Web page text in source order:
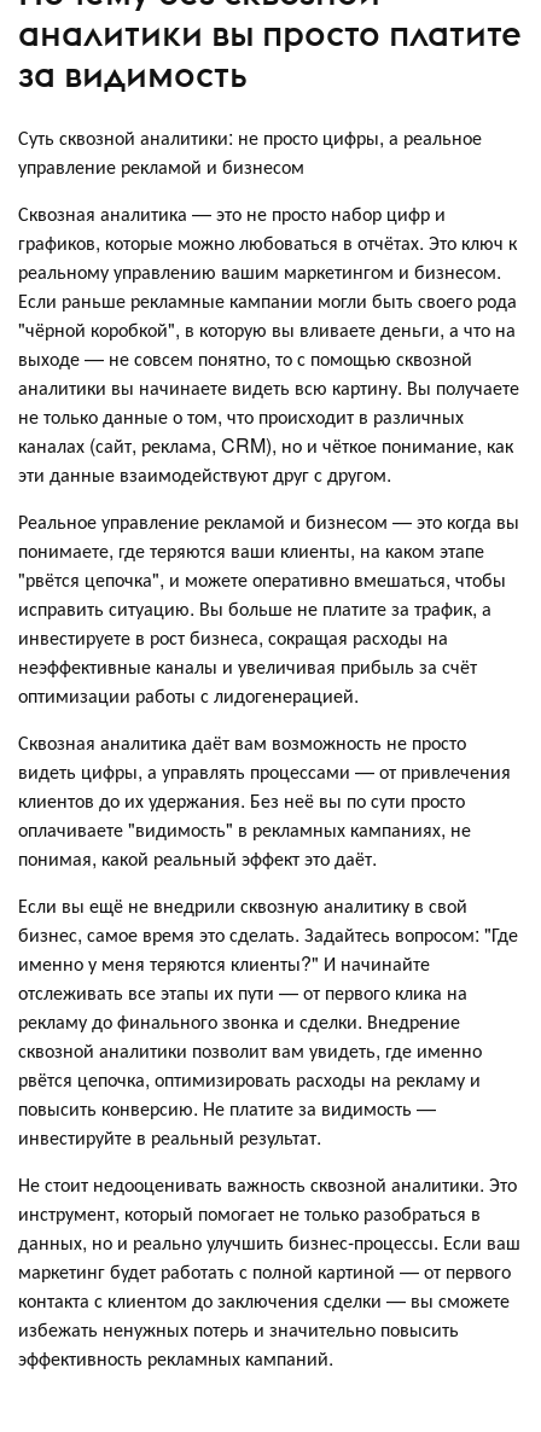
аналитики вы просто платите
за видимость
Суть сквозной аналитики: не просто цифры, а реальное
управление рекламой и бизнесом
Сквозная аналитика — это не просто набор цифр и
графиков, которые можно любоваться в отчётах. Это ключ к
реальному управлению вашим маркетингом и бизнесом.
Если раньше рекламные кампании могли быть своего рода
"чёрной коробкой", в которую вы вливаете деньги, а что на
выходе — не совсем понятно, то с помощью сквозной
аналитики вы начинаете видеть всю картину. Вы получаете
не только данные о том, что происходит в различных
каналах (сайт, реклама, CRM), но и чёткое понимание, как
эти данные взаимодействуют друг с другом.
Реальное управление рекламой и бизнесом — это когда вы
понимаете, где теряются ваши клиенты, на каком этапе
"рвётся цепочка", и можете оперативно вмешаться, чтобы
исправить ситуацию. Вы больше не платите за трафик, а
инвестируете в рост бизнеса, сокращая расходы на
неэффективные каналы и увеличивая прибыль за счёт
оптимизации работы с лидогенерацией.
Сквозная аналитика даёт вам возможность не просто
видеть цифры, а управлять процессами — от привлечения
клиентов до их удержания. Без неё вы по сути просто
оплачиваете "видимость" в рекламных кампаниях, не
понимая, какой реальный эффект это даёт.
Если вы ещё не внедрили сквозную аналитику в свой
бизнес, самое время это сделать. Задайтесь вопросом: "Где
именно у меня теряются клиенты?" И начинайте
отслеживать все этапы их пути — от первого клика на
рекламу до финального звонка и сделки. Внедрение
сквозной аналитики позволит вам увидеть, где именно
рвётся цепочка, оптимизировать расходы на рекламу и
повысить конверсию. Не платите за видимость —
инвестируйте в реальный результат.
Не стоит недооценивать важность сквозной аналитики. Это
инструмент, который помогает не только разобраться в
данных, но и реально улучшить бизнес-процессы. Если ваш
маркетинг будет работать с полной картиной — от первого
контакта с клиентом до заключения сделки — вы сможете
избежать ненужных потерь и значительно повысить
эффективность рекламных кампаний.